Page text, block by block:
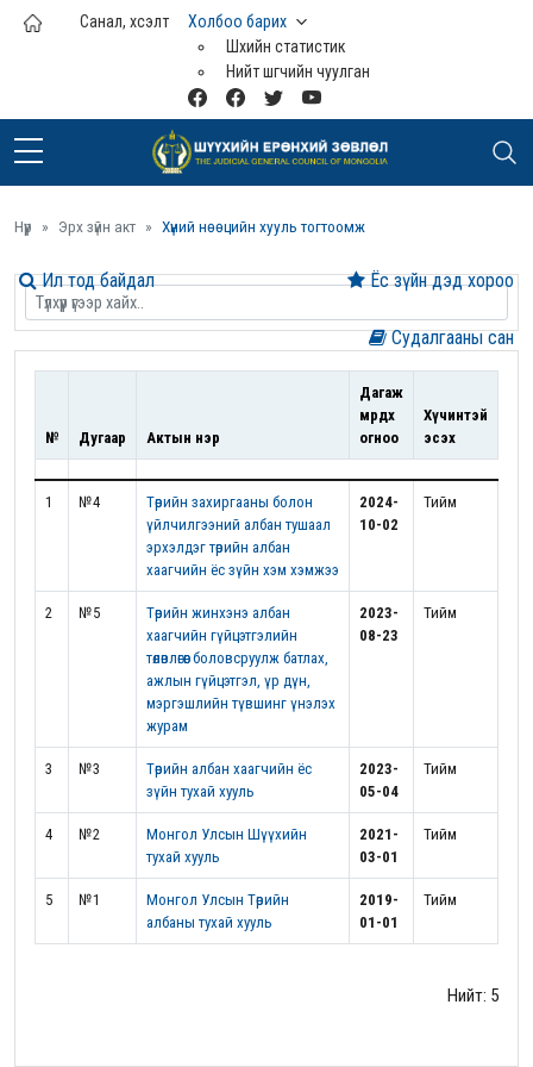
Үндсэн агуулга руу шилжих
Санал, хүсэлт
Холбоо барих
Шүүхийн статистик
Нийт шүүгчийн чуулган
Нүүр Эрх зүйн акт Хүний нөөцийн хууль тогтоомж
№ Дугаар Актын нэр
Дагаж
мөрдөх
огноо
Хүчинтэй
эсэх
1 №4
Төрийн захиргааны болон
үйлчилгээний албан тушаал
эрхэлдэг төрийн албан
хаагчийн ёс зүйн хэм хэмжээ
2024-
10-02
Тийм
2 №5
Төрийн жинхэнэ албан
хаагчийн гүйцэтгэлийн
төлөвлөгөөг боловсруулж батлах,
ажлын гүйцэтгэл, үр дүн,
мэргэшлийн түвшинг үнэлэх
журам
2023-
08-23
Тийм
3 №3
Төрийн албан хаагчийн ёс
зүйн тухай хууль
2023-
05-04
Тийм
4 №2
Монгол Улсын Шүүхийн
тухай хууль
2021-
03-01
Тийм
5 №1
Монгол Улсын Төрийн
албаны тухай хууль
2019-
01-01
Тийм
Нийт: 5
Судалгааны сан
Ёс зүйн дэд хороо
Ил тод байдал